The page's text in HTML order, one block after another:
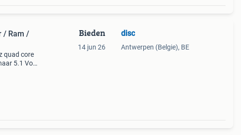
/ Ram /
quad core
5.1 Voor
Bieden
14 jun 26
disc
Antwerpen (Belgie), BE